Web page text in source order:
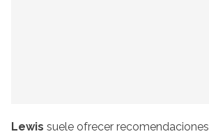
Lewis suele ofrecer recomendaciones